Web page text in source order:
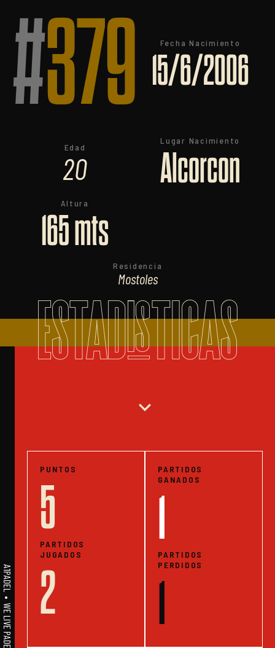
#379 Fecha Nacimiento
15/6/2006
Edad
20
Lugar Nacimiento
Alcorcon
Altura
165 mts
Residencia
Mostoles
ESTADISTICAS
expand_more
PUNTOS
5
PARTIDOS
JUGADOS
2
PARTIDOS
GANADOS
1
PARTIDOS
PERDIDOS
1